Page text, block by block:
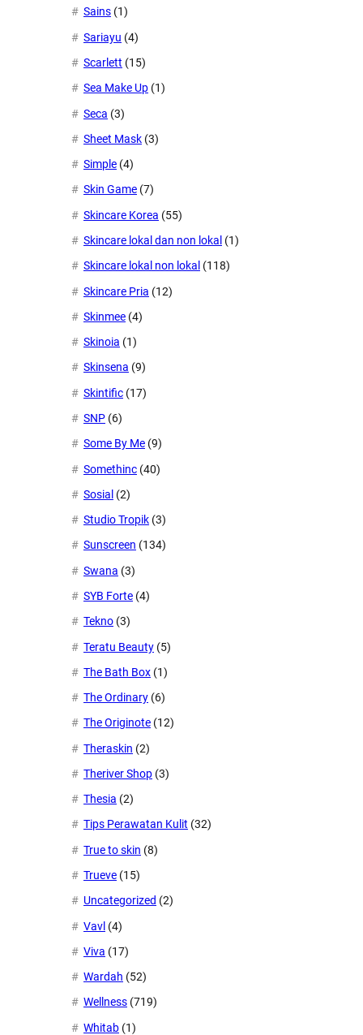
Sains (1)
Sariayu (4)
Scarlett (15)
Sea Make Up (1)
Seca (3)
Sheet Mask (3)
Simple (4)
Skin Game (7)
Skincare Korea (55)
Skincare lokal dan non lokal (1)
Skincare lokal non lokal (118)
Skincare Pria (12)
Skinmee (4)
Skinoia (1)
Skinsena (9)
Skintific (17)
SNP (6)
Some By Me (9)
Somethinc (40)
Sosial (2)
Studio Tropik (3)
Sunscreen (134)
Swana (3)
SYB Forte (4)
Tekno (3)
Teratu Beauty (5)
The Bath Box (1)
The Ordinary (6)
The Originote (12)
Theraskin (2)
Theriver Shop (3)
Thesia (2)
Tips Perawatan Kulit (32)
True to skin (8)
Trueve (15)
Uncategorized (2)
Vavl (4)
Viva (17)
Wardah (52)
Wellness (719)
Whitab (1)